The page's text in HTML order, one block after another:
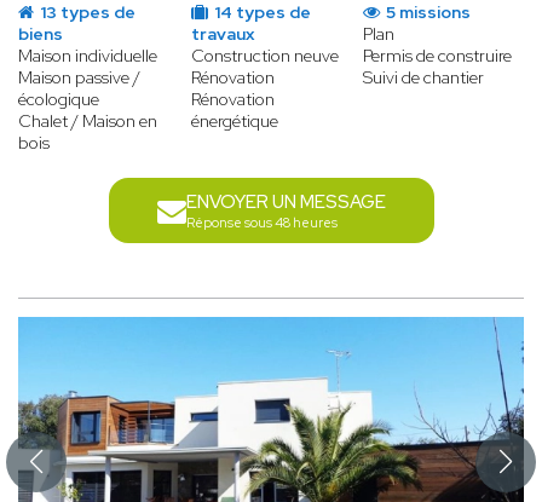
13 types de
biens
Maison individuelle
Maison passive /
écologique
Chalet / Maison en
bois
14 types de
travaux
Construction neuve
Rénovation
Rénovation
énergétique
5 missions
Plan
Permis de construire
Suivi de chantier
ENVOYER UN MESSAGE
Réponse sous 48 heures